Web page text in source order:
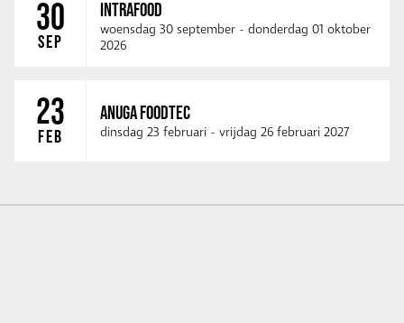
30
SEP
INTRAFOOD
woensdag 30 september - donderdag 01 oktober
2026
23
FEB
ANUGA FOODTEC
dinsdag 23 februari - vrijdag 26 februari 2027